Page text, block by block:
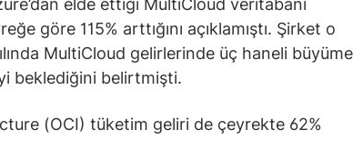
elde ettiği MultiCloud veritabanı
göre 115% arttığını açıklamıştı. Şirket o
MultiCloud gelirlerinde üç haneli büyüme
beklediğini belirtmişti.
(OCI) tüketim geliri de çeyrekte 62%